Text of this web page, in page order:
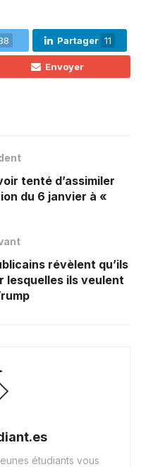
Partager 11
Envoyer
tenté d’assimiler
du 6 janvier à «
révèlent qu’ils
lesquelles ils veulent
étudiants vous